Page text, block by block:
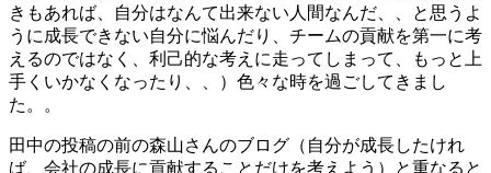
きもあれば、自分はなんて出来ない人間なんだ、、と思うよ
うに成長できない自分に悩んだり、チームの貢献を第一に考
えるのではなく、利己的な考えに走ってしまって、もっと上
手くいかなくなったり、、）色々な時を過ごしてきまし
た。。
田中の投稿の前の森山さんのブログ（ 自分が成長したけれ
ば、会社の成長に貢献することだけを考えよう ）と重なると